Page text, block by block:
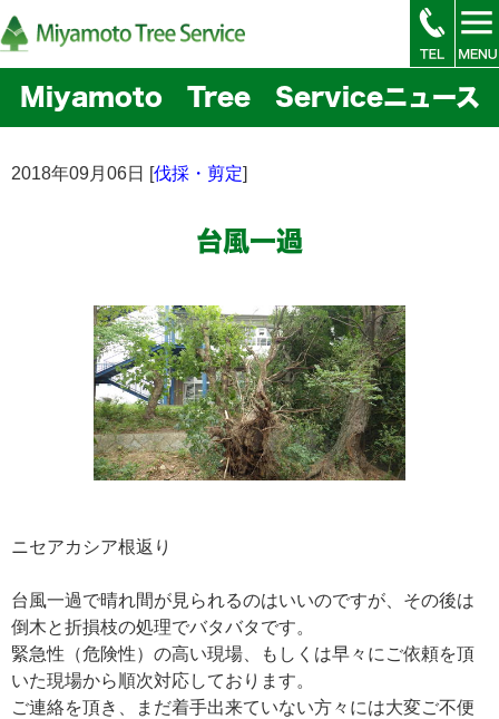
Miyamoto Tree Serviceニュース
2018年09月06日 [伐採・剪定]
台風一過
ニセアカシア根返り
台風一過で晴れ間が見られるのはいいのですが、その後は
倒木と折損枝の処理でバタバタです。
緊急性（危険性）の高い現場、もしくは早々にご依頼を頂
いた現場から順次対応しております。
ご連絡を頂き、まだ着手出来ていない方々には大変ご不便